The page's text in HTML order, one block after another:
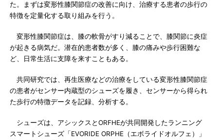
た。まずは変形性膝関節症の改善に向け、治療する患者の歩行の
特徴を定量化する取り組みを行う。
変形性膝関節症は、膝の軟骨がすり減ることで、膝関節に炎症
が起きる病気だ。潜在的患者数が多く、膝の痛みや歩行困難な
ど、日常生活に支障を来すこともある。
共同研究では、再生医療などの治療をしている変形性膝関節症
の患者がセンサー内蔵型のシューズを履き、センサーから得られ
た歩行の特徴データを記録、分析する。
シューズは、アシックスとORFHEが共同開発したランニング
スマートシューズ「EVORIDE ORPHE（エボライドオルフェ）」